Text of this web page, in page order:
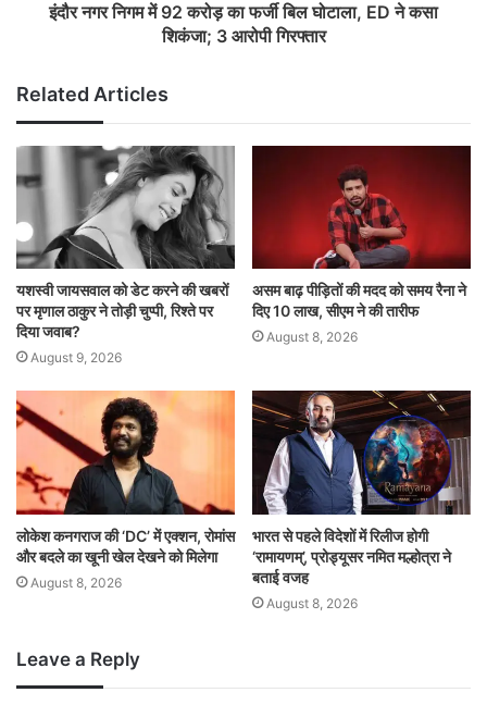
इंदौर नगर निगम में 92 करोड़ का फर्जी बिल घोटाला, ED ने कसा
शिकंजा; 3 आरोपी गिरफ्तार
Related Articles
यशस्वी जायसवाल को डेट करने की खबरों
पर मृणाल ठाकुर ने तोड़ी चुप्पी, रिश्ते पर
दिया जवाब?
August 9, 2026
असम बाढ़ पीड़ितों की मदद को समय रैना ने
दिए 10 लाख, सीएम ने की तारीफ
August 8, 2026
लोकेश कनगराज की ‘DC’ में एक्शन, रोमांस
और बदले का खूनी खेल देखने को मिलेगा
August 8, 2026
भारत से पहले विदेशों में रिलीज होगी
‘रामायणम्’, प्रोड्यूसर नमित मल्होत्रा ने
बताई वजह
August 8, 2026
Leave a Reply